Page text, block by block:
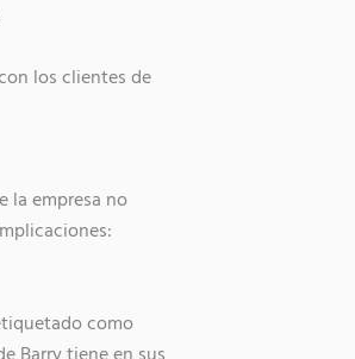
los clientes de
la empresa no
como